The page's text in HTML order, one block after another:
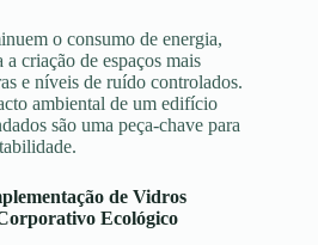
o consumo de energia,
criação de espaços mais
e níveis de ruído controlados.
ambiental de um edifício
são uma peça-chave para
de Vidros
Ecológico